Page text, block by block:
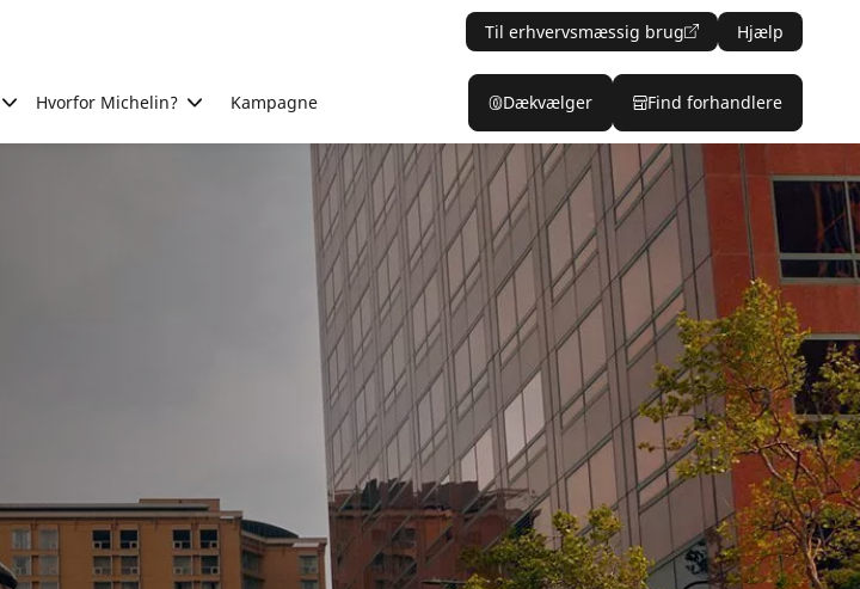
Til erhvervsmæssig brug Hjælp
Hvorfor Michelin? Kampagne Dækvælger Find forhandlere